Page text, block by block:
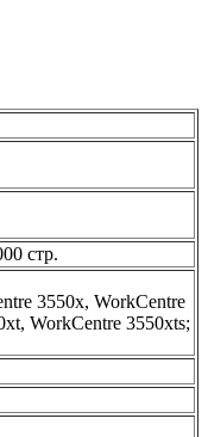
стр.
3550x, WorkCentre
WorkCentre 3550xts;